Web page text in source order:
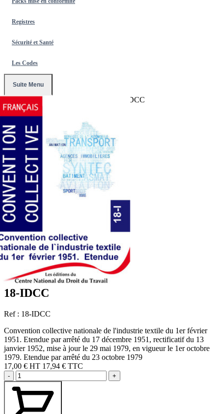
Registres
Sécurité et Santé
Les Codes
Suite Menu
Conventions Collectives 18-IDCC
18-IDCC
Ref : 18-IDCC
Convention collective nationale de l'industrie textile du 1er février
1951. Etendue par arrêté du 17 décembre 1951, rectificatif du 13
janvier 1952, mise à jour le 29 mai 1979, en vigueur le 1er octobre
1979. Etendue par arrêté du 23 octobre 1979
17,00 € HT 17,94 € TTC
- +